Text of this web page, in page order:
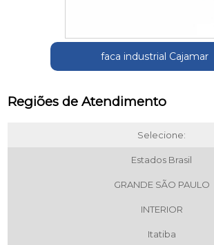
faca industrial Cajamar
Regiões de Atendimento
Selecione:
Estados Brasil
GRANDE SÃO PAULO
INTERIOR
Itatiba